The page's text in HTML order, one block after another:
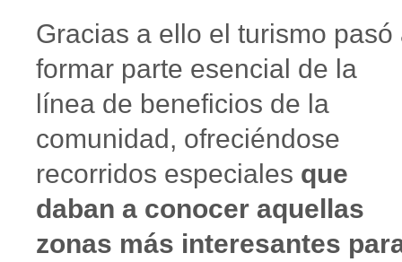
Gracias a ello el turismo pasó
formar parte esencial de la
línea de beneficios de la
comunidad, ofreciéndose
recorridos especiales que
daban a conocer aquellas
zonas más interesantes